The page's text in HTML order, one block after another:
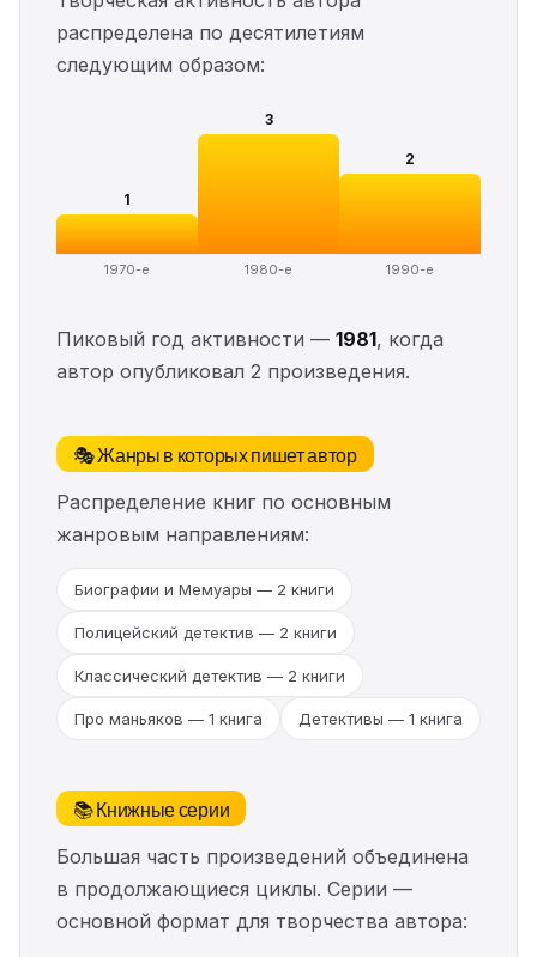
распределена по десятилетиям
следующим образом:
1
1970-е
3
1980-е
2
1990-е
Пиковый год активности — 1981, когда
автор опубликовал 2 произведения.
🎭 Жанры в которых пишет автор
Распределение книг по основным
жанровым направлениям:
Биографии и Мемуары — 2 книги
Полицейский детектив — 2 книги
Классический детектив — 2 книги
Про маньяков — 1 книга Детективы — 1 книга
📚 Книжные серии
Большая часть произведений объединена
в продолжающиеся циклы. Серии —
основной формат для творчества автора: